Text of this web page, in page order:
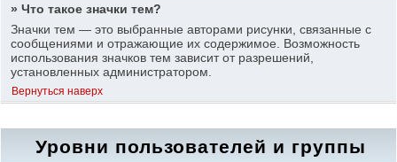
» Что такое значки тем?
Значки тем — это выбранные авторами рисунки, связанные с
сообщениями и отражающие их содержимое. Возможность
использования значков тем зависит от разрешений,
установленных администратором.
Вернуться наверх
Уровни пользователей и группы